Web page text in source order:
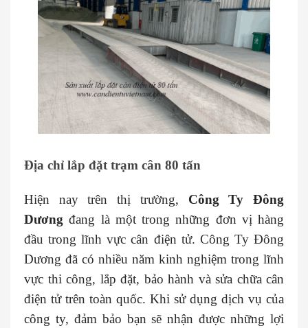
Địa chỉ lắp đặt trạm cân 80 tấn
Hiện nay trên thị trường, Công Ty Đông
Dương đang là một trong những đơn vị hàng
đầu trong lĩnh vực cân điện tử. Công Ty Đông
Dương đã có nhiều năm kinh nghiệm trong lĩnh
vực thi công, lắp đặt, bảo hành và sửa chữa cân
điện tử trên toàn quốc. Khi sử dụng dịch vụ của
công ty, đảm bảo bạn sẽ nhận được những lợi